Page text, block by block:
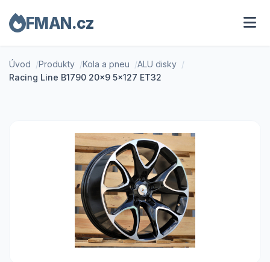
FMAN.cz
Úvod Produkty Kola a pneu
ALU disky
Racing Line B1790 20x9 5x127 ET32